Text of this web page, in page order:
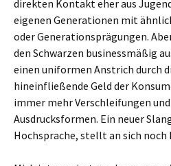
direkten Kontakt eher aus
eigenen Generationen mit
oder Generationsprägungen.
den Schwarzen businessmäßig
einen uniformen Anstrich durch
hineinfließende Geld der
immer mehr Verschleifungen
Ausdrucksformen. Ein neuer
Hochsprache, stellt an sich noch